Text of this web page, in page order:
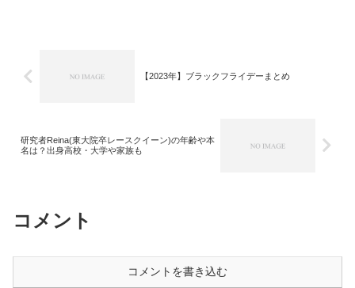
【2023年】ブラックフライデーまとめ
研究者Reina(東大院卒レースクイーン)の年齢や本
名は？出身高校・大学や家族も
コメント
コメントを書き込む